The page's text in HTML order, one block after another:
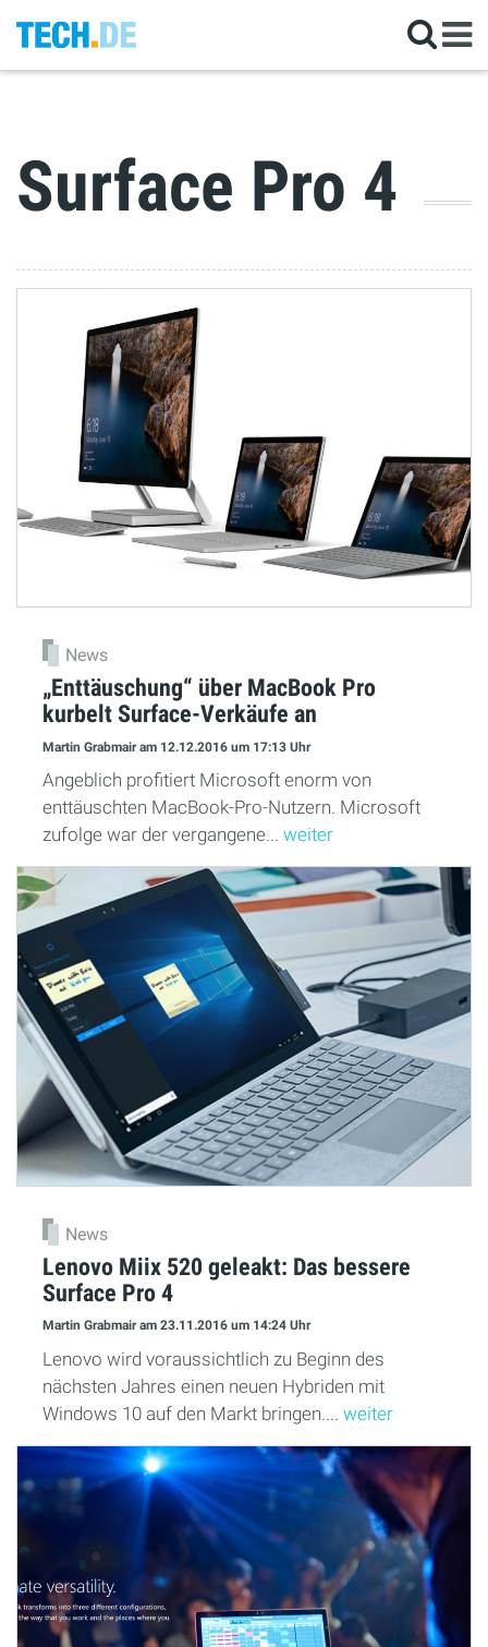
Surface Pro 4
News
„Enttäuschung“ über MacBook Pro
kurbelt Surface-Verkäufe an
Martin Grabmairam 12.12.2016 um 17:13 Uhr
Angeblich profitiert Microsoft enorm von
enttäuschten MacBook-Pro-Nutzern. Microsoft
zufolge war der vergangene... weiter
News
Lenovo Miix 520 geleakt: Das bessere
Surface Pro 4
Martin Grabmairam 23.11.2016 um 14:24 Uhr
Lenovo wird voraussichtlich zu Beginn des
nächsten Jahres einen neuen Hybriden mit
Windows 10 auf den Markt bringen.... weiter